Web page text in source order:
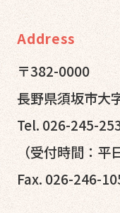
Address
〒382-0000
長野県須坂市大
Tel. 026-245-
（受付時間：平
Fax. 026-246-